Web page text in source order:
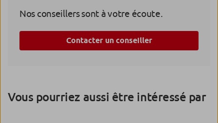
Nos conseillers sont à votre écoute.
Contacter un conseiller
Vous pourriez aussi être intéressé par